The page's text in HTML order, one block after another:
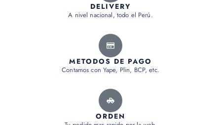
DELIVERY
A nivel nacional, todo el Perú.
METODOS DE PAGO
Contamos con Yape, Plin, BCP, etc.
ORDEN